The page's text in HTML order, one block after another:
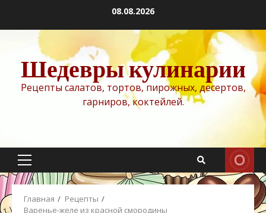
содержимому
08.08.2026
Шедевры кулинарии
Рецепты салатов, тортов, пирожных, десертов,
гарниров, коктейлей.
Основное
меню
Главная
Рецепты
Варенье-желе из красной смородины